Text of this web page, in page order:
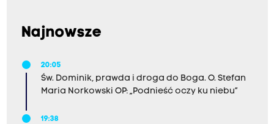
Najnowsze
20:05
Św. Dominik, prawda i droga do Boga. O. Stefan
Maria Norkowski OP: „Podnieść oczy ku niebu”
19:38